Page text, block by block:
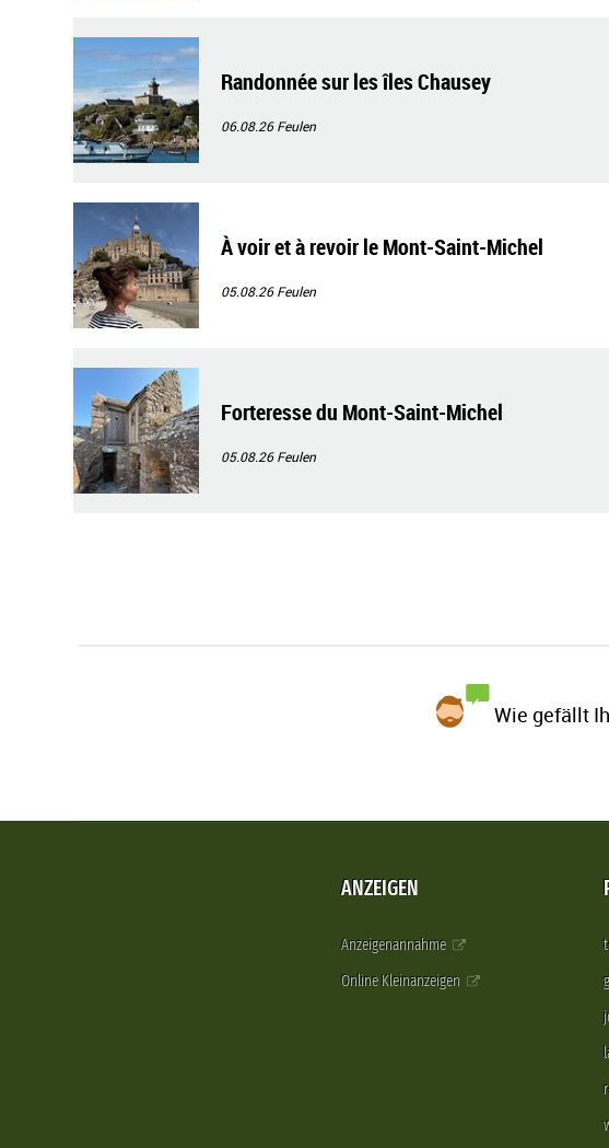
Randonnée sur les îles Chausey
06.08.26Feulen
À voir et à revoir le Mont-Saint-Michel
05.08.26Feulen
Forteresse du Mont-Saint-Michel
05.08.26Feulen
Wie gefällt
ANZEIGEN
Anzeigenannahme
Online Kleinanzeigen